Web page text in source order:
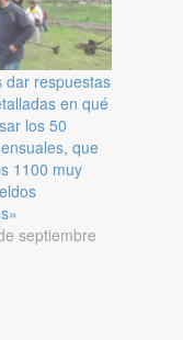
dar respuestas
en qué
los 50
que
1100 muy
septiembre